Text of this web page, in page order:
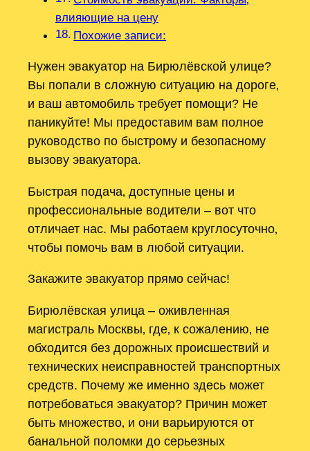
влияющие на цену
Похожие записи:
Нужен эвакуатор на Бирюлёвской улице?
Вы попали в сложную ситуацию на дороге‚
и ваш автомобиль требует помощи? Не
паникуйте! Мы предоставим вам полное
руководство по быстрому и безопасному
вызову эвакуатора.
Быстрая подача‚ доступные цены и
профессиональные водители – вот что
отличает нас. Мы работаем круглосуточно‚
чтобы помочь вам в любой ситуации.
Закажите эвакуатор прямо сейчас!
Бирюлёвская улица – оживленная
магистраль Москвы‚ где‚ к сожалению‚ не
обходится без дорожных происшествий и
технических неисправностей транспортных
средств. Почему же именно здесь может
потребоваться эвакуатор? Причин может
быть множество‚ и они варьируются от
банальной поломки до серьезных